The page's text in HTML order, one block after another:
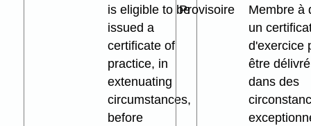
is eligible to be
issued a
certificate of
practice, in
extenuating
circumstances,
before
Provisoire
Membre à
un
d'exercice
être
dans des